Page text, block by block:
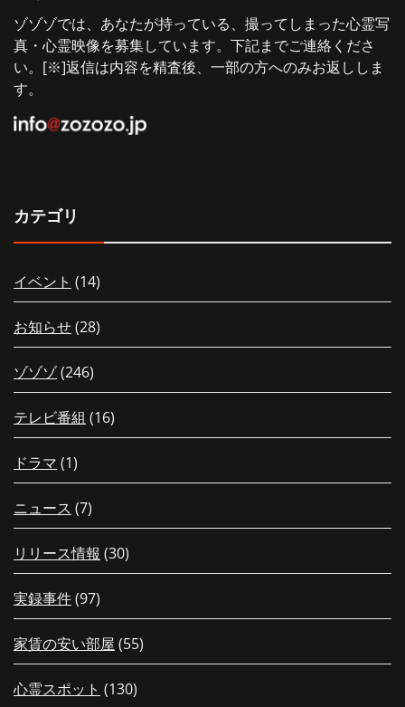
ゾゾゾでは、あなたが持っている、撮ってしまった心霊写
真・心霊映像を募集しています。下記までご連絡くださ
い。[※]返信は内容を精査後、一部の方へのみお返ししま
す。
カテゴリ
イベント (14)
お知らせ(28)
ゾゾゾ(246)
テレビ番組 (16)
ドラマ (1)
ニュース (7)
リリース情報 (30)
実録事件(97)
家賃の安い部屋 (55)
心霊スポット (130)